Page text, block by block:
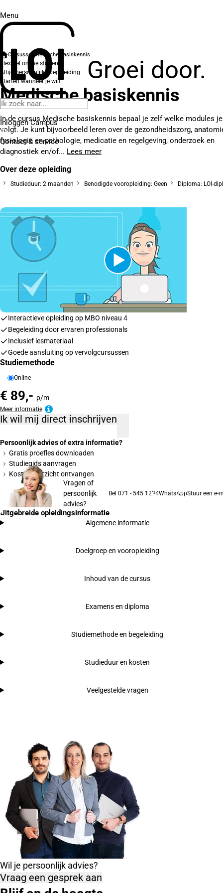
Menu
Groei door.
Inloggen Campus
Contact& service
Cursussen Medische basiskennis
Flexibel online studeren
Altijd persoonlijke begeleiding
Starten wanneer je wilt
Medische basiskennis
In de cursus Medische basiskennis bepaal je zelf welke modules je
volgt. Je kunt bijvoorbeeld leren over de gezondheidszorg,
fysiologie en pathologie, medicatie en regelgeving, onderzoek en
diagnostiek en/of... Lees meer
Over deze opleiding
Studieduur: 2 maanden Benodigde vooropleiding: Geen Diploma: LOI-
Interactieve opleiding op MBO niveau 4
Begeleiding door ervaren professionals
Inclusief lesmateriaal
Goede aansluiting op vervolgcursussen
Studiemethode
Online
€ 89,- p/m
Meer informatie
Ik wil mij direct inschrijven
Persoonlijk advies of extra informatie?
Gratis proefles downloaden
Studiegids aanvragen
Kostenoverzicht ontvangen
Vragen of
persoonlijk
advies?
Bel 071 - 545 1234WhatsAppStuur een e-
Uitgebreide opleidingsinformatie
Algemene informatie
Doelgroep en vooropleiding
Inhoud van de cursus
Examens en diploma
Studiemethode en begeleiding
Studieduur en kosten
Veelgestelde vragen
Wil je persoonlijk advies?
Vraag een gesprek aan